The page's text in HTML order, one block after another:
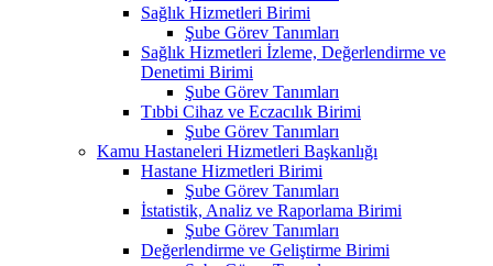
Sağlık Hizmetleri Birimi
Şube Görev Tanımları
Sağlık Hizmetleri İzleme, Değerlendirme ve
Denetimi Birimi
Şube Görev Tanımları
Tıbbi Cihaz ve Eczacılık Birimi
Şube Görev Tanımları
Kamu Hastaneleri Hizmetleri Başkanlığı
Hastane Hizmetleri Birimi
Şube Görev Tanımları
İstatistik, Analiz ve Raporlama Birimi
Şube Görev Tanımları
Değerlendirme ve Geliştirme Birimi